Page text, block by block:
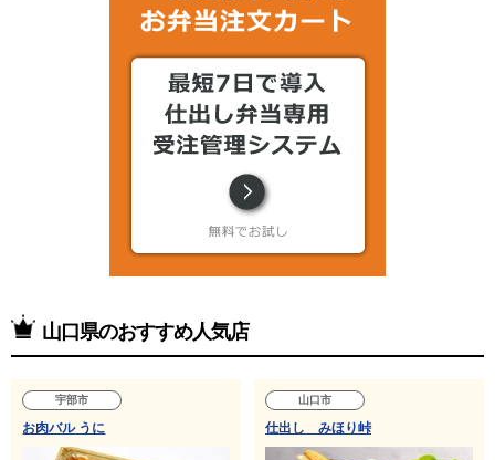
山口県のおすすめ人気店
宇部市
お肉バル うに
山口市
仕出し みほり峠